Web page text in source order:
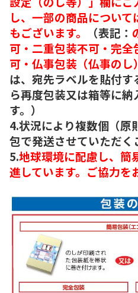
し、一部の商品につい
もございます。
（表記：
可・二重包装不可・完
可・仏事包装（仏事のし
は、宛先ラベルを貼付
ら再度包装又は箱等に納
す。）
4.状況により複数個（原
包で発送させていただく
5.地球環境に配慮し、簡
進しています。ご協力を